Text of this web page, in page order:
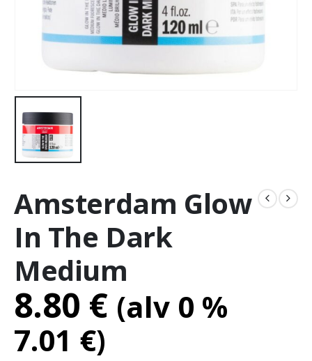
Amsterdam Glow
In The Dark
Medium
8.80 € (alv 0 %
7.01 €)